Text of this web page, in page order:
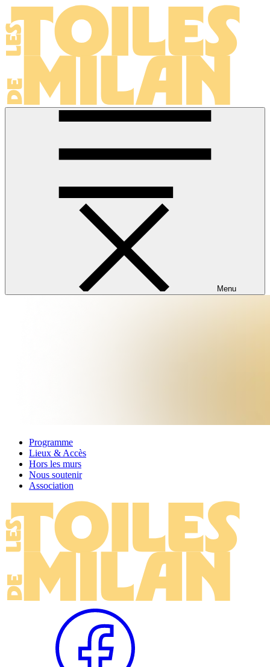
Menu
Programme
Lieux & Accès
Hors les murs
Nous soutenir
Association